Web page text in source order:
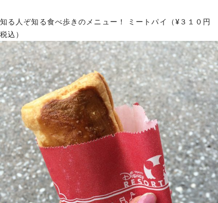
知る人ぞ知る食べ歩きのメニュー！ ミートパイ（¥３１０円
税込）